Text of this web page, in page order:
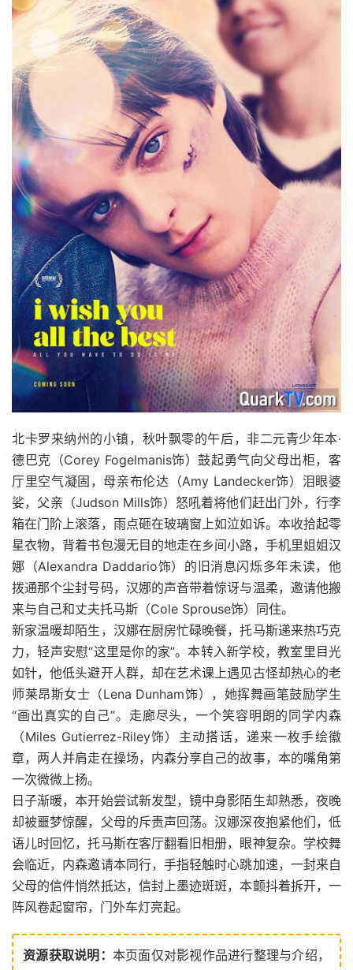
北卡罗来纳州的小镇，秋叶飘零的午后，非二元青少年本·
德巴克（Corey Fogelmanis饰）鼓起勇气向父母出柜，客
厅里空气凝固，母亲布伦达（Amy Landecker饰）泪眼婆
娑，父亲（Judson Mills饰）怒吼着将他们赶出门外，行李
箱在门阶上滚落，雨点砸在玻璃窗上如泣如诉。本收拾起零
星衣物，背着书包漫无目的地走在乡间小路，手机里姐姐汉
娜（Alexandra Daddario饰）的旧消息闪烁多年未读，他
拨通那个尘封号码，汉娜的声音带着惊讶与温柔，邀请他搬
来与自己和丈夫托马斯（Cole Sprouse饰）同住。
新家温暖却陌生，汉娜在厨房忙碌晚餐，托马斯递来热巧克
力，轻声安慰“这里是你的家”。本转入新学校，教室里目光
如针，他低头避开人群，却在艺术课上遇见古怪却热心的老
师莱昂斯女士（Lena Dunham饰），她挥舞画笔鼓励学生
“画出真实的自己”。走廊尽头，一个笑容明朗的同学内森
（Miles Gutierrez-Riley饰）主动搭话，递来一枚手绘徽
章，两人并肩走在操场，内森分享自己的故事，本的嘴角第
一次微微上扬。
日子渐暖，本开始尝试新发型，镜中身影陌生却熟悉，夜晚
却被噩梦惊醒，父母的斥责声回荡。汉娜深夜抱紧他们，低
语儿时回忆，托马斯在客厅翻看旧相册，眼神复杂。学校舞
会临近，内森邀请本同行，手指轻触时心跳加速，一封来自
父母的信件悄然抵达，信封上墨迹斑斑，本颤抖着拆开，一
阵风卷起窗帘，门外车灯亮起。
资源获取说明： 本页面仅对影视作品进行整理与介绍，